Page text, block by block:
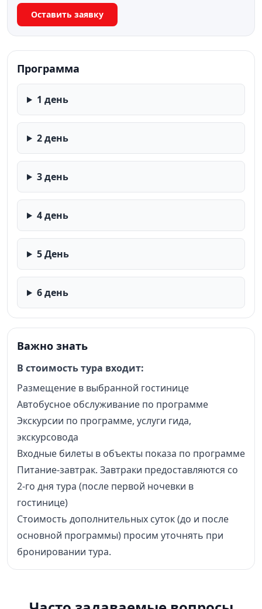
Оставить заявку
Программа
1 день
2 день
3 день
4 день
5 День
6 день
Важно знать
В стоимость тура входит:
Размещение в выбранной гостинице
Автобусное обслуживание по программе
Экскурсии по программе, услуги гида,
экскурсовода
Входные билеты в объекты показа по программе
Питание-завтрак. Завтраки предоставляются со
2-го дня тура (после первой ночевки в
гостинице)
Стоимость дополнительных суток (до и после
основной программы) просим уточнять при
бронировании тура.